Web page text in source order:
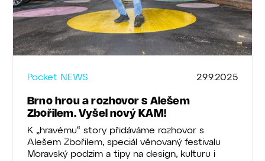
Pocket NEWS 29.9.2025
Brno hrou a rozhovor s Alešem
Zbořilem. Vyšel nový KAM!
K „hravému“ story přidáváme rozhovor s
Alešem Zbořilem, speciál věnovaný festivalu
Moravský podzim a tipy na design, kulturu i